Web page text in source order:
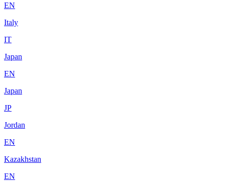
EN
Italy
IT
Japan
EN
Japan
JP
Jordan
EN
Kazakhstan
EN